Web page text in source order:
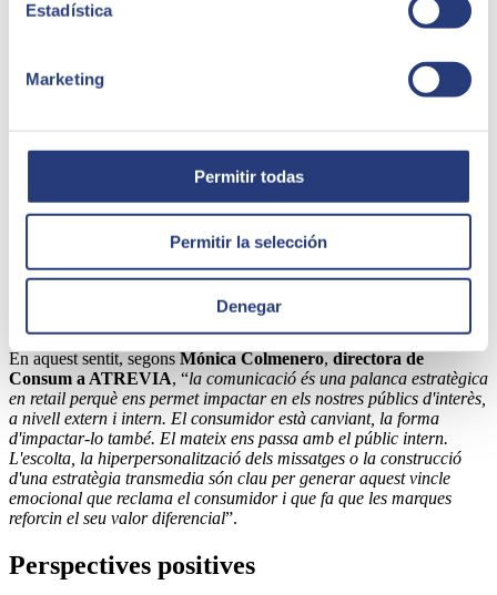
Estadística
Marketing
Permitir todas
Permitir la selección
Denegar
l'ús de plataformes digitals de tercers per part dels retailers.
Aquest descens reflecteix una estratègia dirigida a recuperar el
oferir una experiència de marca més coherent i personalitzada,
aspectes essencials en un entorn, on la hiperpersonalització és
crucial per satisfer el consumidor.
propis llocs web i aplicacions mòbils, impulsant una estratègia
omnicanal que integri de manera fluida l'experiència en línia i a la
En aquest sentit, segons Mónica Colmenero, directora de
Consum a ATREVIA, “la comunicació és una palanca estratègica
en retail perquè ens permet impactar en els nostres públics d'interès,
a nivell extern i intern. El consumidor està canviant, la forma
d'impactar-lo també. El mateix ens passa amb el públic intern.
L'escolta, la hiperpersonalització dels missatges o la construcció
d'una estratègia transmedia són clau per generar aquest vincle
emocional que reclama el consumidor i que fa que les marques
reforcin el seu valor diferencial”.
Perspectives positives